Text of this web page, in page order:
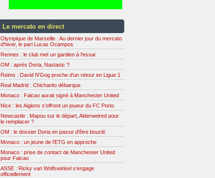
Le mercato en direct
Olympique de Marseille : Au dernier jour du mercato
d'hiver, le pari Lucas Ocampos
Rennes : le club met un gardien à l'essai
OM : après Doria, Nastasic ?
Reims : David N'Gog proche d'un retour en Ligue 1
Real Madrid : Chicharito débarque
Monaco : Falcao aurait signé à Manchester United
Nice : les Aiglons s'offrent un joueur du FC Porto
Newcastle : Mapou sur le départ, Alderweired pour
le remplacer ?
OM : le dossier Doria en passe d'être bouclé
Monaco : un jeune de l'ETG en approche
Monaco : prise de contact de Manchester United
pour Falcao
ASSE : Ricky van Wolfswinkel s'engage
officiellement